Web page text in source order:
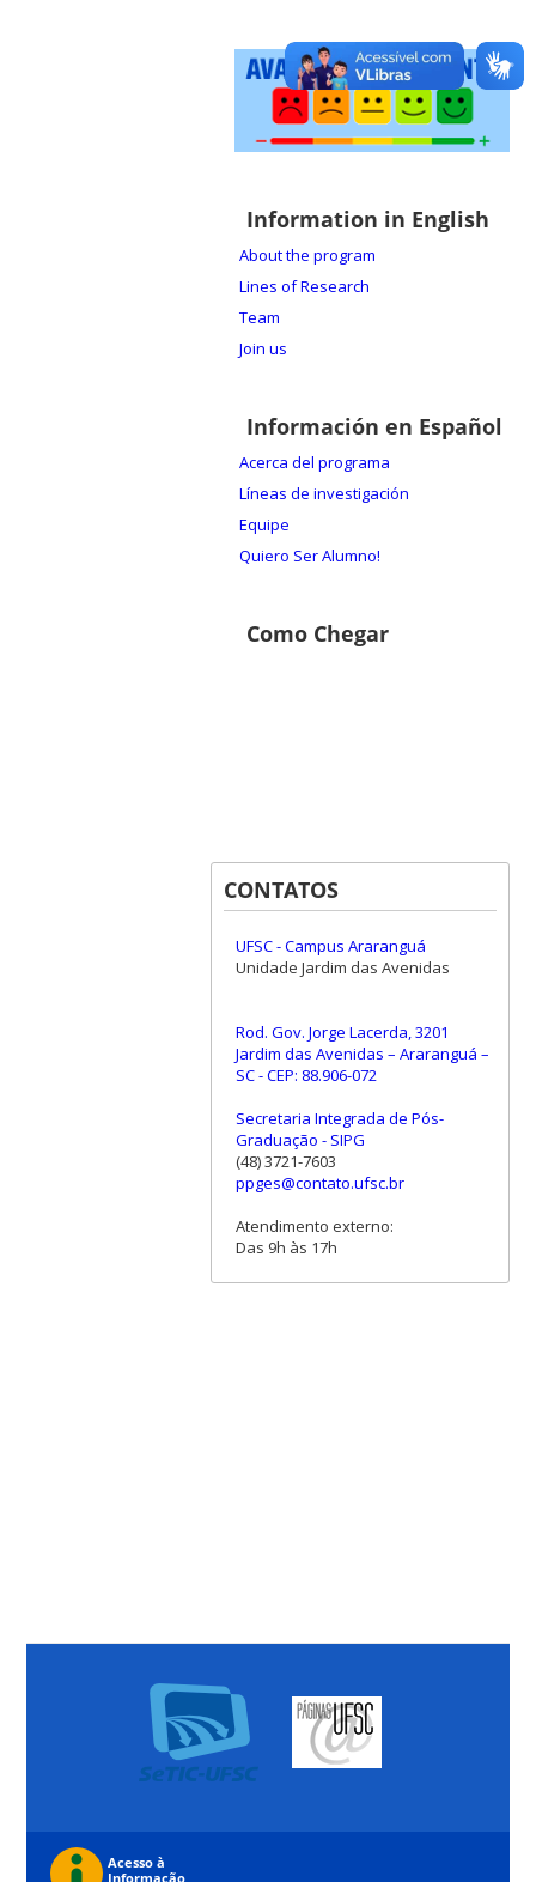
Information in English
About the program
Lines of Research
Team
Join us
Información en Español
Acerca del programa
Líneas de investigación
Equipe
Quiero Ser Alumno!
Como Chegar
CONTATOS
UFSC - Campus Araranguá
Unidade Jardim das Avenidas
Rod. Gov. Jorge Lacerda, 3201
Jardim das Avenidas – Araranguá –
SC - CEP: 88.906-072
Secretaria Integrada de Pós-
Graduação - SIPG
(48) 3721-7603
ppges@contato.ufsc.br
Atendimento externo:
Das 9h às 17h